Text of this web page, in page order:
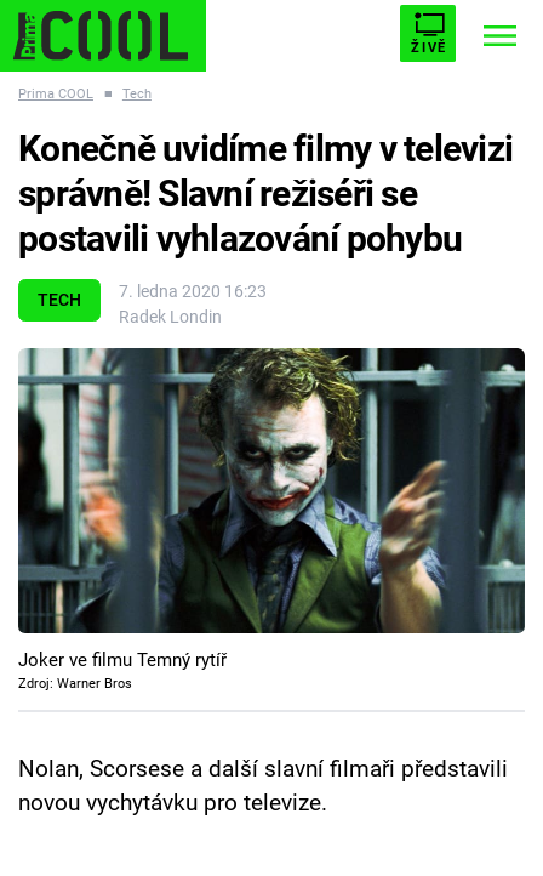
ŽIVĚ
ESCAPE PLNEJ KOTEL AVENGERS 5
Témata
Filmy
Seriály
Hry
Cool Esport
Pořady
TV Program
Přihlášení
Prima COOL ■ Tech
TECH
7. ledna 2020 16:23
Radek Londin
Konečně uvidíme filmy v televizi
správně! Slavní režiséři se
postavili vyhlazování pohybu
Joker ve filmu Temný rytíř
Zdroj: Warner Bros
Nolan, Scorsese a další slavní filmaři představili
novou vychytávku pro televize.